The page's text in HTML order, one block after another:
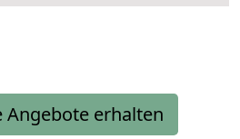
Angebote erhalten